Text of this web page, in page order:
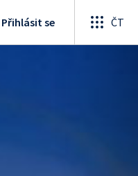
Přihlásit se ČT